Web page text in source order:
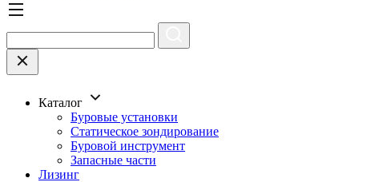
Каталог
Буровые установки
Статическое зондирование
Буровой инструмент
Запасные части
Лизинг